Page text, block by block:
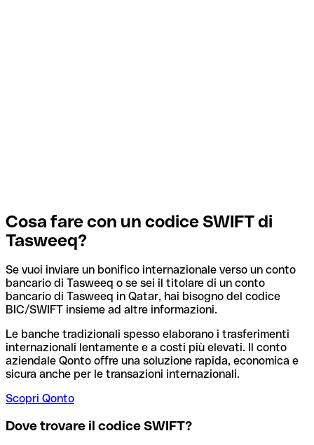
Cosa fare con un codice SWIFT di
Tasweeq?
Se vuoi inviare un bonifico internazionale verso un conto
bancario di Tasweeq o se sei il titolare di un conto
bancario di Tasweeq in Qatar, hai bisogno del codice
BIC/SWIFT insieme ad altre informazioni.
Le banche tradizionali spesso elaborano i trasferimenti
internazionali lentamente e a costi più elevati. Il conto
aziendale Qonto offre una soluzione rapida, economica e
sicura anche per le transazioni internazionali.
Scopri Qonto
Dove trovare il codice SWIFT?